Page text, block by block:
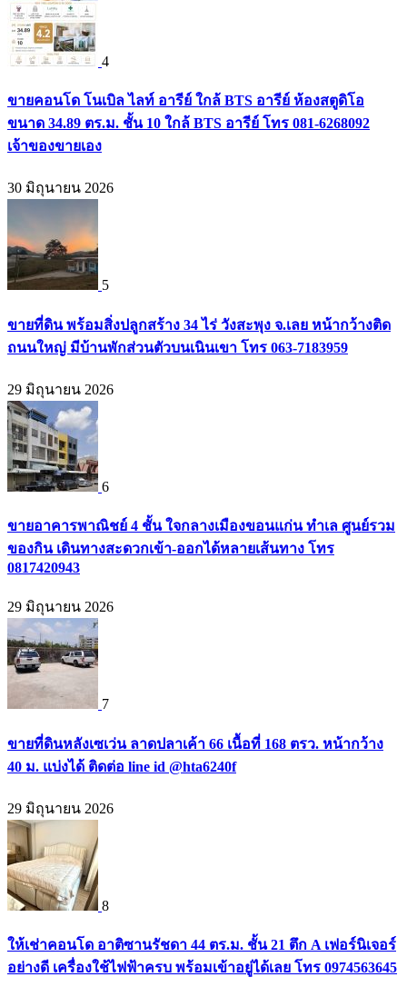
4
ขายคอนโด โนเบิล ไลท์ อารีย์ ใกล้ BTS อารีย์ ห้องสตูดิโอ
ขนาด 34.89 ตร.ม. ชั้น 10 ใกล้ BTS อารีย์ โทร 081-6268092
เจ้าของขายเอง
30 มิถุนายน 2026
5
ขายที่ดิน พร้อมสิ่งปลูกสร้าง 34 ไร่ วังสะพุง จ.เลย หน้ากว้างติด
ถนนใหญ่ มีบ้านพักส่วนตัวบนเนินเขา โทร 063-7183959
29 มิถุนายน 2026
6
ขายอาคารพาณิชย์ 4 ชั้น ใจกลางเมืองขอนแก่น ทำเล ศูนย์รวม
ของกิน เดินทางสะดวกเข้า-ออกได้หลายเส้นทาง โทร
0817420943
29 มิถุนายน 2026
7
ขายที่ดินหลังเซเว่น ลาดปลาเค้า 66 เนื้อที่ 168 ตรว. หน้ากว้าง
40 ม. แบ่งได้ ติดต่อ line id @hta6240f
29 มิถุนายน 2026
8
ให้เช่าคอนโด อาติซานรัชดา 44 ตร.ม. ชั้น 21 ตึก A เฟอร์นิเจอร์
อย่างดี เครื่องใช้ไฟฟ้าครบ พร้อมเข้าอยู่ได้เลย โทร 0974563645